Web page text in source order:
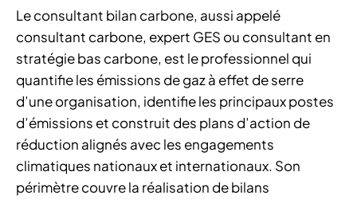
Le consultant bilan carbone, aussi appelé
consultant carbone, expert GES ou consultant en
stratégie bas carbone, est le professionnel qui
quantifie les émissions de gaz à effet de serre
d’une organisation, identifie les principaux postes
d’émissions et construit des plans d’action de
réduction alignés avec les engagements
climatiques nationaux et internationaux. Son
périmètre couvre la réalisation de bilans